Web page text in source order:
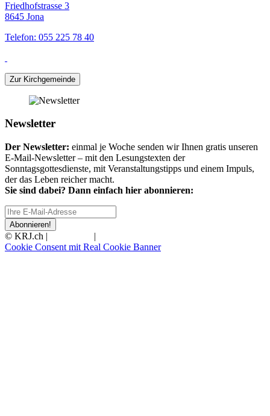
Friedhofstrasse 3
8645 Jona
Telefon: 055 225 78 40
Zur Kirchgemeinde
Newsletter
Der Newsletter: einmal je Woche senden wir Ihnen gratis unseren
E-Mail-Newsletter – mit den Lesungstexten der
Sonntagsgottesdienste, mit Veranstaltungstipps und einem Impuls,
der das Leben reicher macht.
Sie sind dabei? Dann einfach hier abonnieren:
Abonnieren!
© KRJ.ch | |
Cookie Consent mit Real Cookie Banner